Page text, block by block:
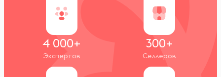
4 000+
Экспертов
300+
Селлеров